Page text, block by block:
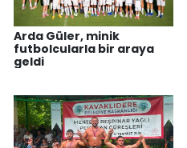
Arda Güler, minik
futbolcularla bir araya
geldi